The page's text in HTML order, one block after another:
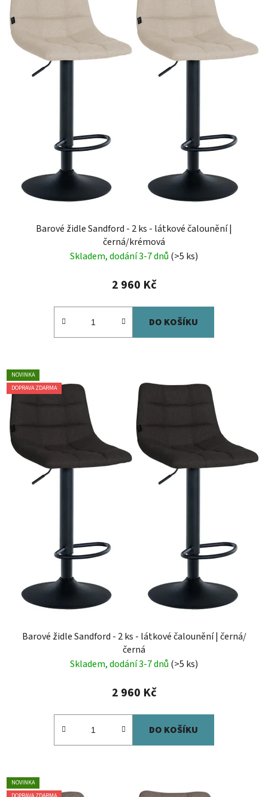
Barové židle Sandford - 2 ks - látkové čalounění |
černá/krémová
Skladem, dodání 3-7 dnů (>5 ks)
2 960 Kč
DO KOŠÍKU
NOVINKA
DOPRAVA ZDARMA
Barové židle Sandford - 2 ks - látkové čalounění | černá/
černá
Skladem, dodání 3-7 dnů (>5 ks)
2 960 Kč
DO KOŠÍKU
NOVINKA